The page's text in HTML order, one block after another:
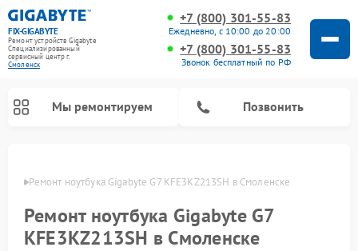
FIX-GIGABYTE
Ремонт устройств Gigabyte
Специализированный
cервисный центр г.
Смоленск
+7 (800) 301-55-83
Ежедневно, с 10:00 до 20:00
+7 (800) 301-55-83
Звонок бесплатный по РФ
Мы ремонтируем Позвонить
Ремонт ноутбука Gigabyte G7 KFE3KZ213SH в Смоленске
Ремонт ноутбука Gigabyte G7
KFE3KZ213SH в Смоленске